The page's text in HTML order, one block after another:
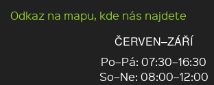
Odkaz na mapu, kde nás najdete
ČERVEN–ZÁŘÍ
Po–Pá: 07:30–16:30
So–Ne: 08:00–12:00